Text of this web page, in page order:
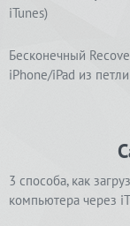
iTunes)
Бесконечный
iPhone/iPad из
3 способа, как
компьютера через